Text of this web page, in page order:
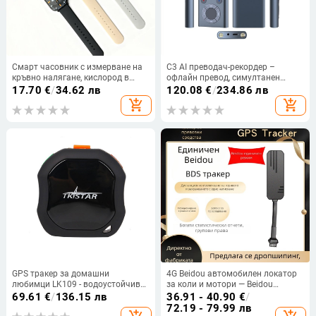
Смарт часовник с измерване на
кръвно налягане, кислород в
кръвта, сърдечен ритъм,
мониторинг на съня и броене на
крачки
17.70 €/34.62 лв
add_shopping_cart
C3 AI преводач-рекордер –
офлайн превод, симултанен
превод, Windows OS, Bluetooth,
обхват 10 м, автоматичен режим
120.08 €/234.86 лв
add_shopping_cart
GPS тракер за домашни
любимци LK109 - водоустойчив
IPX5, GPS точност 5 м, аларми:
вибрация, SOS, мобилен, ограда,
69.61 €/136.15 лв
4G Beidou автомобилен локатор
за коли и мотори — Beidou
позициониращо устройство и
противоугонен тракер
36.91 - 40.90 €/
72.19 - 79.99 лв